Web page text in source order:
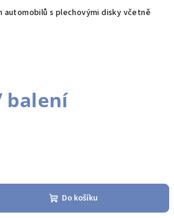
automobilů s plechovými disky včetně
balení
Do košíku